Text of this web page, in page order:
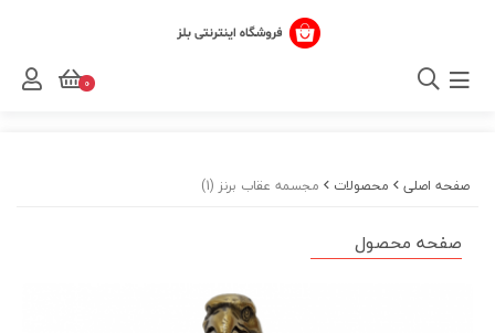
صفحه اصلی محصولات مجسمه عقاب برنز (1)
صفحه محصول
0